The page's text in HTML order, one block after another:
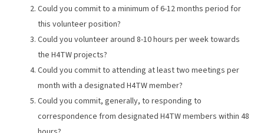
Could you commit to a minimum of 6-12 months period for
this volunteer position?
Could you volunteer around 8-10 hours per week towards
the H4TW projects?
Could you commit to attending at least two meetings per
month with a designated H4TW member?
Could you commit, generally, to responding to
correspondence from designated H4TW members within 48